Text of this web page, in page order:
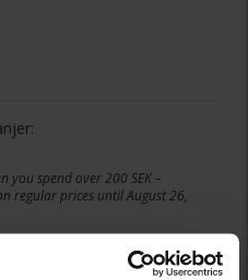
you spend over 200 SEK –
regular prices until August 26,